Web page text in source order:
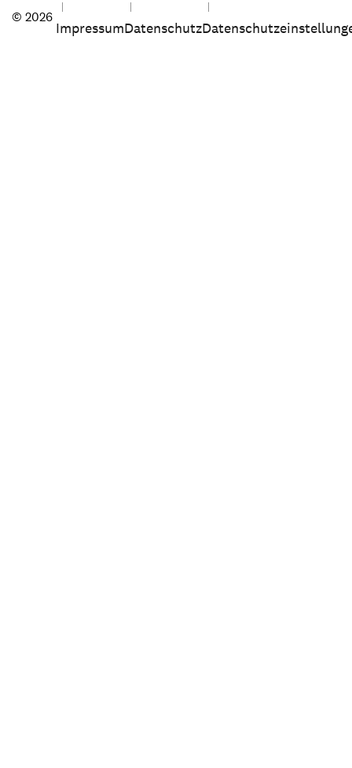
© 2026
ImpressumDatenschutz